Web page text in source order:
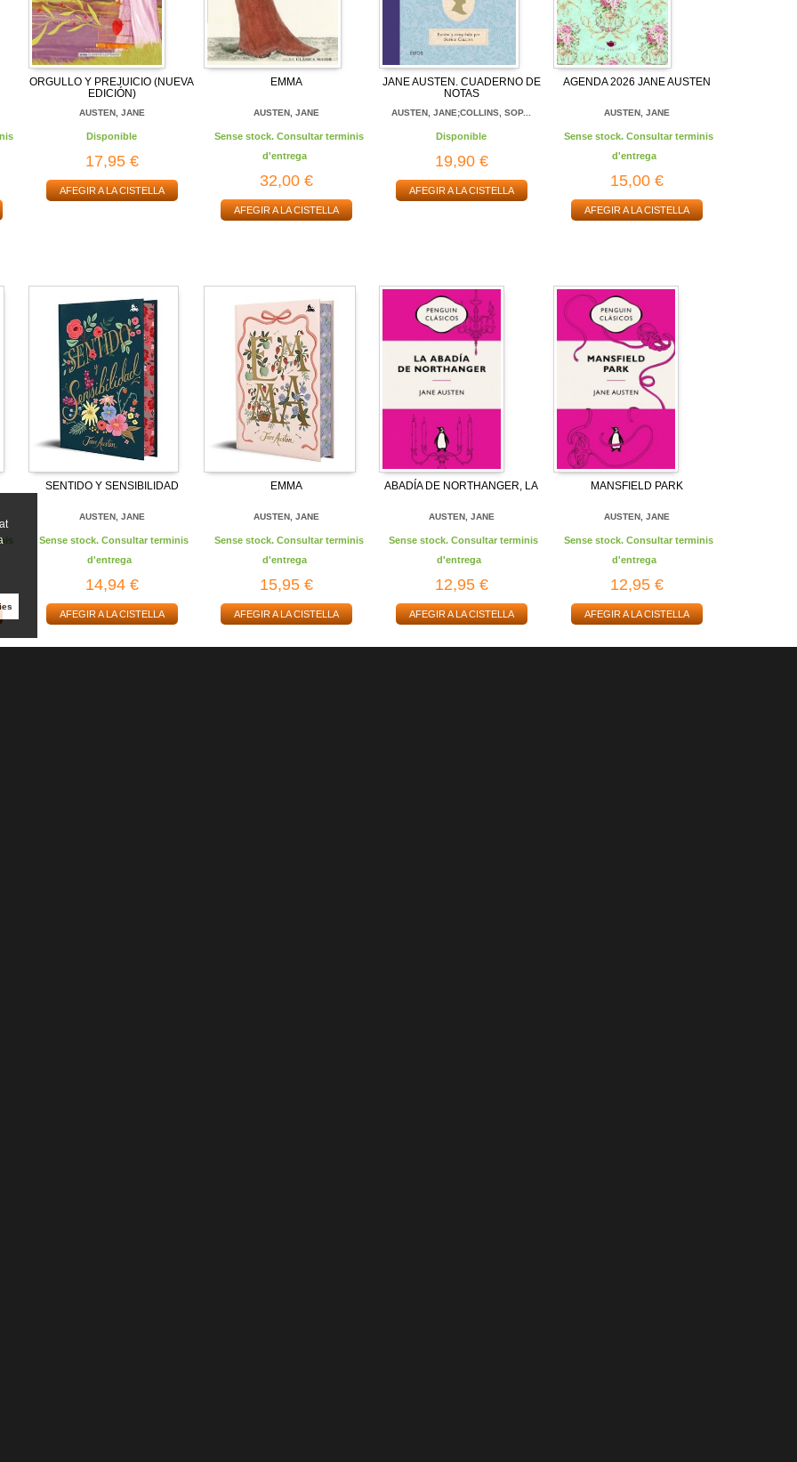
ORGULLO Y PREJUICIO (NUEVA
EDICIÓN)
AUSTEN, JANE
Disponible
17,95 €
AFEGIR A LA CISTELLA
EMMA
AUSTEN, JANE
Sense stock. Consultar terminis
d'entrega
32,00 €
AFEGIR A LA CISTELLA
JANE AUSTEN. CUADERNO DE
NOTAS
AUSTEN, JANE;COLLINS, SOP...
Disponible
19,90 €
AFEGIR A LA CISTELLA
AGENDA 2026 JANE AUSTEN
AUSTEN, JANE
Sense stock. Consultar terminis
d'entrega
15,00 €
AFEGIR A LA CISTELLA
SENTIDO Y SENSIBILIDAD
AUSTEN, JANE
Sense stock. Consultar terminis
d'entrega
14,94 €
AFEGIR A LA CISTELLA
EMMA
AUSTEN, JANE
Sense stock. Consultar terminis
d'entrega
15,95 €
AFEGIR A LA CISTELLA
ABADÍA DE NORTHANGER, LA
AUSTEN, JANE
Sense stock. Consultar terminis
d'entrega
12,95 €
AFEGIR A LA CISTELLA
MANSFIELD PARK
AUSTEN, JANE
Sense stock. Consultar terminis
d'entrega
12,95 €
AFEGIR A LA CISTELLA